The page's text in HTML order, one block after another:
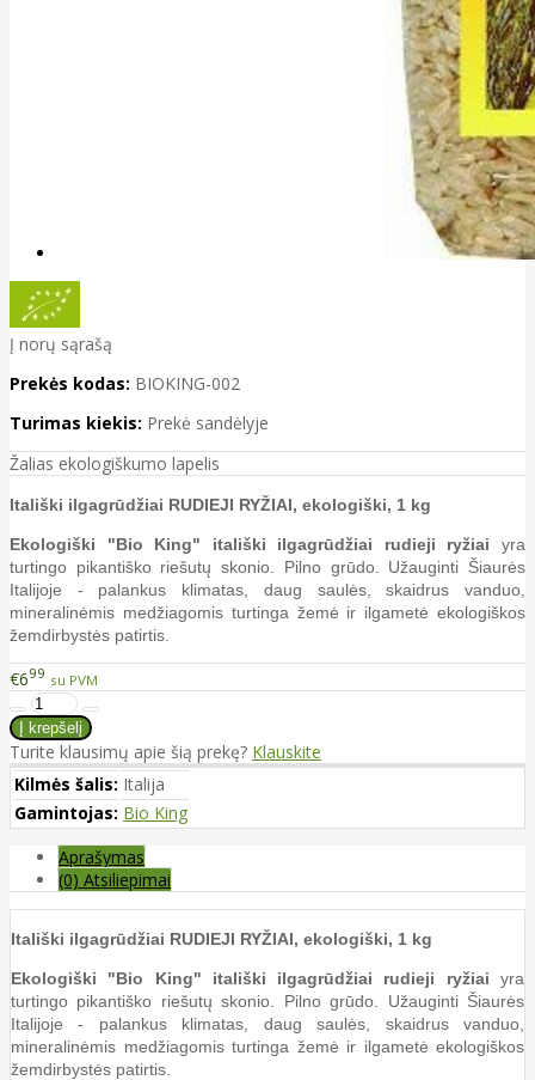
Į norų sąrašą
Prekės kodas: BIOKING-002
Turimas kiekis: Prekė sandėlyje
Žalias ekologiškumo lapelis
Itališki ilgagrūdžiai RUDIEJI RYŽIAI, ekologiški, 1 kg
Ekologiški "Bio King" itališki ilgagrūdžiai rudieji ryžiai yra
turtingo pikantiško riešutų skonio. Pilno grūdo. Užauginti Šiaurės
Italijoje - palankus klimatas, daug saulės, skaidrus vanduo,
mineralinėmis medžiagomis turtinga žemė ir ilgametė ekologiškos
žemdirbystės patirtis.
€699 su PVM
Turite klausimų apie šią prekę? Klauskite
Kilmės šalis: Italija
Gamintojas: Bio King
Aprašymas
(0) Atsiliepimai
Itališki ilgagrūdžiai RUDIEJI RYŽIAI, ekologiški, 1 kg
Ekologiški "Bio King" itališki ilgagrūdžiai rudieji ryžiai yra
turtingo pikantiško riešutų skonio. Pilno grūdo. Užauginti Šiaurės
Italijoje - palankus klimatas, daug saulės, skaidrus vanduo,
mineralinėmis medžiagomis turtinga žemė ir ilgametė ekologiškos
žemdirbystės patirtis.